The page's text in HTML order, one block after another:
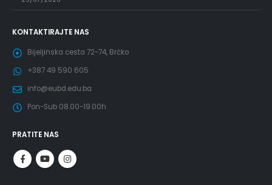
KONTAKTIRAJTE NAS
Bijeljinska cesta 72-74, Brčko
+387 49 590 605
info@eubd.edu.ba
Pon-Sub 08.00-19.00h
PRATITE NAS